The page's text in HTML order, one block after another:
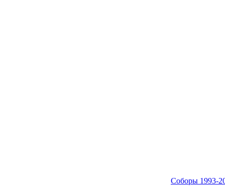
Соборы 1993-